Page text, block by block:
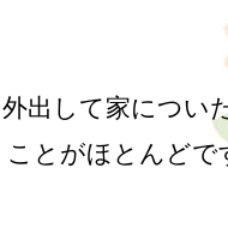
出して家につい
とがほとんどで